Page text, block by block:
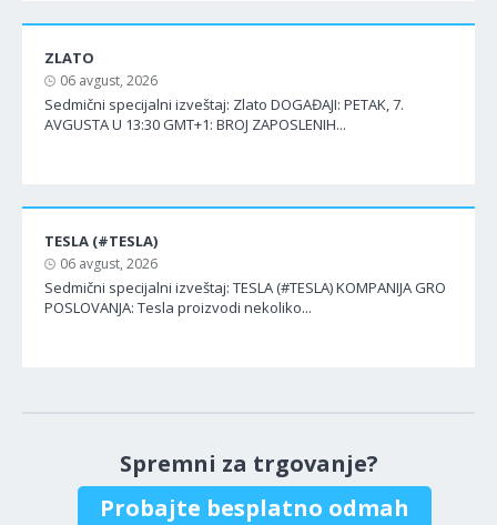
ZLATO
06 avgust, 2026
Sedmični specijalni izveštaj: Zlato DOGAĐAJI: PETAK, 7.
AVGUSTA U 13:30 GMT+1: BROJ ZAPOSLENIH...
TESLA (#TESLA)
06 avgust, 2026
Sedmični specijalni izveštaj: TESLA (#TESLA) KOMPANIJA GRO
POSLOVANJA: Tesla proizvodi nekoliko...
Spremni za trgovanje?
Probajte besplatno odmah